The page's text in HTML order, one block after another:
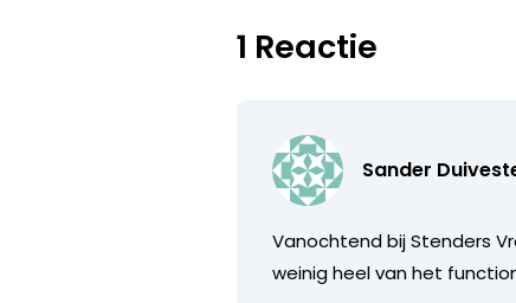
1 Reactie
Sander
Vanochtend bij Stenders
weinig heel van het